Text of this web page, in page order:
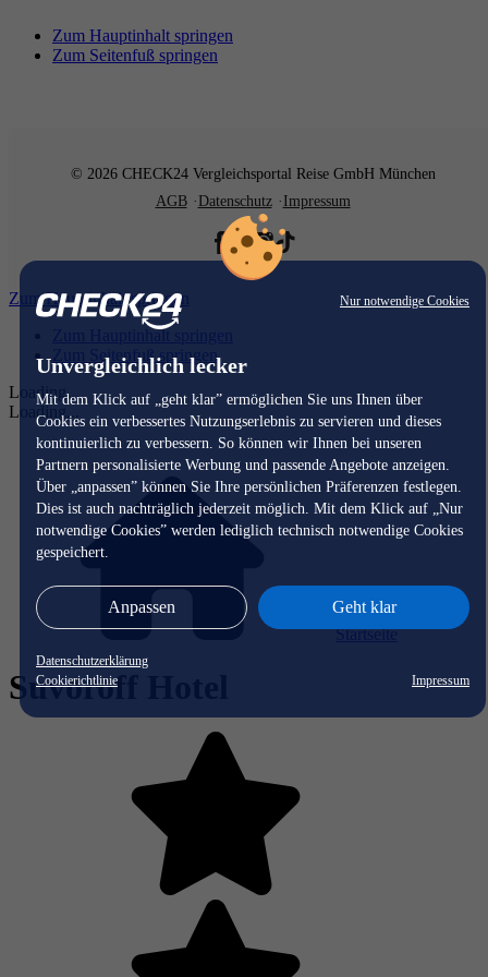
Nur notwendige Cookies
Unvergleichlich lecker
Mit dem Klick auf „geht klar” ermöglichen Sie uns Ihnen über
Cookies ein verbessertes Nutzungserlebnis zu servieren und dieses
kontinuierlich zu verbessern. So können wir Ihnen bei unseren
Partnern personalisierte Werbung und passende Angebote anzeigen.
Über „anpassen” können Sie Ihre persönlichen Präferenzen festlegen.
Dies ist auch nachträglich jederzeit möglich. Mit dem Klick auf „Nur
notwendige Cookies” werden lediglich technisch notwendige Cookies
gespeichert.
Anpassen Geht klar
Datenschutzerklärung
Cookierichtlinie
Impressum
Zum Hauptinhalt springen
Zum Seitenfuß springen
© 2026 CHECK24 Vergleichsportal Reise GmbH München
AGB
Datenschutz Impressum
Zum Hauptinhalt springen
Zum Hauptinhalt springen
Zum Seitenfuß springen
Loading...
Loading...
Startseite
Suvoroff Hotel